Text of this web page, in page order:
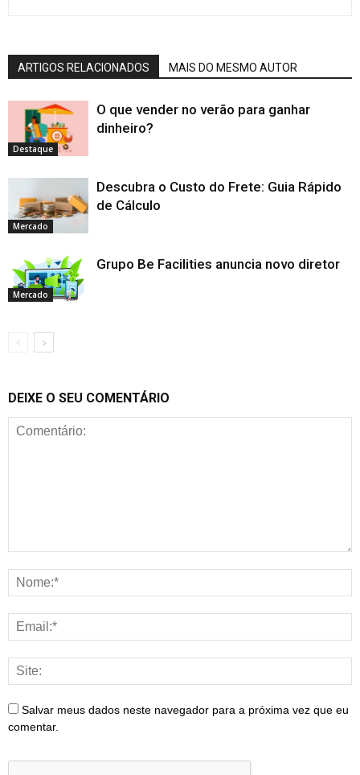
ARTIGOS RELACIONADOS MAIS DO MESMO AUTOR
Destaque
O que vender no verão para ganhar
dinheiro?
Mercado
Descubra o Custo do Frete: Guia Rápido
de Cálculo
Mercado
Grupo Be Facilities anuncia novo diretor
DEIXE O SEU COMENTÁRIO
Salvar meus dados neste navegador para a próxima vez que eu
comentar.